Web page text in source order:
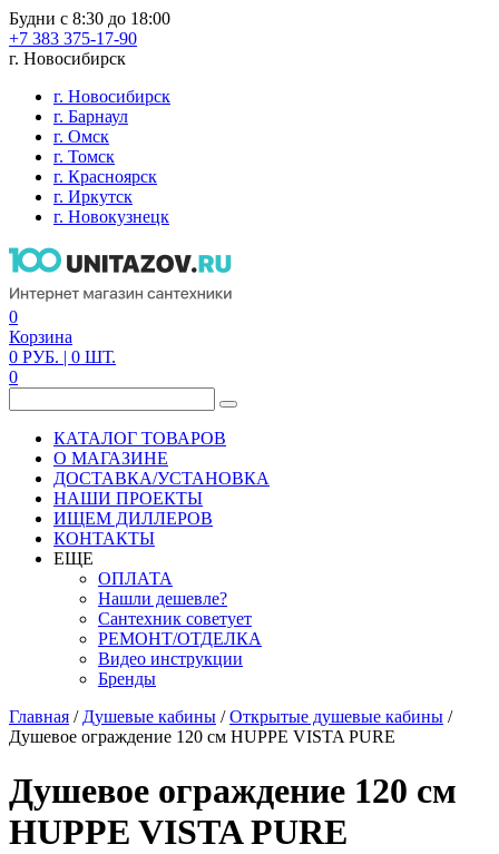
Будни с 8:30 до 18:00
+7 383 375-17-90
г. Новосибирск
г. Новосибирск
г. Барнаул
г. Омск
г. Томск
г. Красноярск
г. Иркутск
г. Новокузнецк
0
Корзина
0 РУБ. | 0 ШТ.
0
КАТАЛОГ ТОВАРОВ
О МАГАЗИНЕ
ДОСТАВКА/УСТАНОВКА
НАШИ ПРОЕКТЫ
ИЩЕМ ДИЛЛЕРОВ
КОНТАКТЫ
ЕЩЕ
ОПЛАТА
Нашли дешевле?
Сантехник советует
РЕМОНТ/ОТДЕЛКА
Видео инструкции
Бренды
Главная / Душевые кабины /Открытые душевые кабины /
Душевое ограждение 120 см HUPPE VISTA PURE
Душевое ограждение 120 см
HUPPE VISTA PURE